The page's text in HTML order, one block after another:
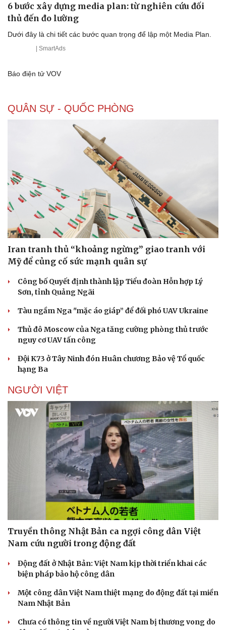
Doanh nghiệp
Thông tin doanh nghiệp
Doanh nhân
Vì cộng đồng
Công nghệ
Sành điệu
Trải nghiệm
6 bước xây dựng media plan: từ nghiên cứu đối
thủ đến đo lường
Dưới đây là chi tiết các bước quan trọng để lập một Media Plan.
| SmartAds
Báo điện tử VOV
QUÂN SỰ - QUỐC PHÒNG
Iran tranh thủ “khoảng ngừng” giao tranh với
Mỹ để củng cố sức mạnh quân sự
Công bố Quyết định thành lập Tiểu đoàn Hỗn hợp Lý
Sơn, tỉnh Quảng Ngãi
Tàu ngầm Nga "mặc áo giáp” để đối phó UAV Ukraine
Thủ đô Moscow của Nga tăng cường phòng thủ trước
nguy cơ UAV tấn công
Đội K73 ở Tây Ninh đón Huân chương Bảo vệ Tổ quốc
hạng Ba
NGƯỜI VIỆT
Truyền thông Nhật Bản ca ngợi công dân Việt
Nam cứu người trong động đất
Động đất ở Nhật Bản: Việt Nam kịp thời triển khai các
biện pháp bảo hộ công dân
Một công dân Việt Nam thiệt mạng do động đất tại miền
Nam Nhật Bản
Chưa có thông tin về người Việt Nam bị thương vong do